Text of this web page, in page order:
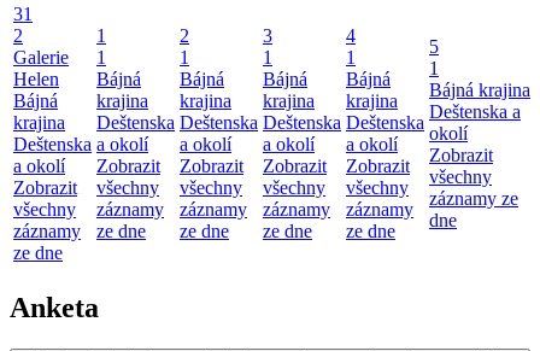
31
2
Galerie
Helen
Bájná
krajina
Deštenska
a okolí
Zobrazit
všechny
záznamy
ze dne
1
1
Bájná
krajina
Deštenska
a okolí
Zobrazit
všechny
záznamy
ze dne
2
1
Bájná
krajina
Deštenska
a okolí
Zobrazit
všechny
záznamy
ze dne
3
1
Bájná
krajina
Deštenska
a okolí
Zobrazit
všechny
záznamy
ze dne
4
1
Bájná
krajina
Deštenska
a okolí
Zobrazit
všechny
záznamy
ze dne
5
1
Bájná krajina
Deštenska a
okolí
Zobrazit
všechny
záznamy ze
dne
Anketa